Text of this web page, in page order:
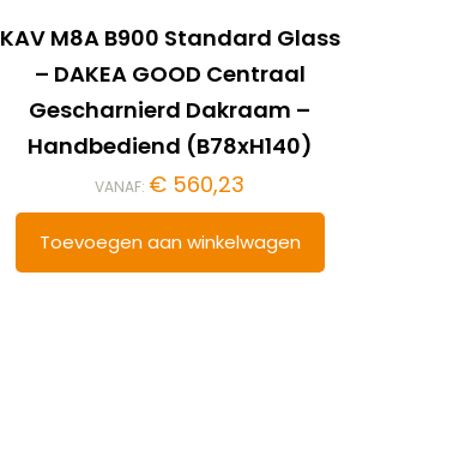
KAV M8A B900 Standard Glass
– DAKEA GOOD Centraal
Gescharnierd Dakraam –
Handbediend (B78xH140)
VANAF: € 560,23
Toevoegen aan winkelwagen